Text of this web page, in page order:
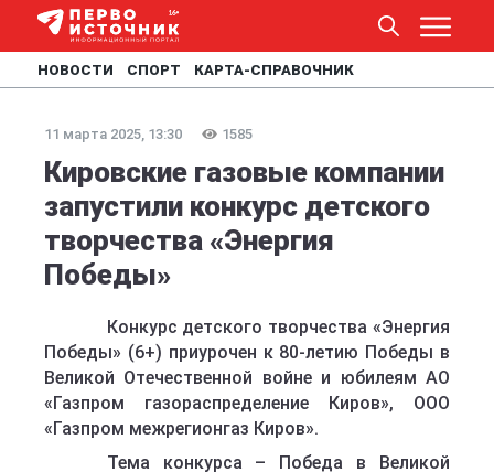
НОВОСТИ СПОРТ КАРТА-СПРАВОЧНИК
11 марта 2025, 13:30 1585
Кировские газовые компании
запустили конкурс детского
творчества «Энергия
Победы»
Конкурс детского творчества «Энергия
Победы» (6+) приурочен к 80-летию Победы в
Великой Отечественной войне и юбилеям АО
«Газпром газораспределение Киров», ООО
«Газпром межрегионгаз Киров».
Тема конкурса – Победа в Великой